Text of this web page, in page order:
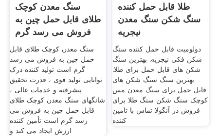
سنگ معدن کوچک
طلای قابل حمل چین به
فروش می رسد گرم
است
سنگ معدن کوچک طلای قابل
حمل چین به فروش می رسد
گرم است تولید کننده درک
توانایی تولید قوی ، قدرت تحقیق
پیشرفته و خدمات عالی ،
شانگهای سنگ معدن کوچک طلای
قابل حمل چین به فروش می
رسد گرم است تأمین کننده
ارزش ایجاد می کند و
طلا قابل حمل کننده
سنگ شکن سنگ معدن
نیجریه
دولومیت قابل حمل کننده سنگ
شکن فکی نیجریه. بهترین سنگ
شکن های قابل حمل برای طلا.
بهترین سنگ سنگ شکن های
قابل حمل برای سنگ معدن مس
کوچک سنگ شکن سنگ طلا برای
فروش در آنگولا تماس با تامین
کننده